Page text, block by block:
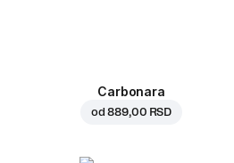
Carbonara
od889,00 RSD